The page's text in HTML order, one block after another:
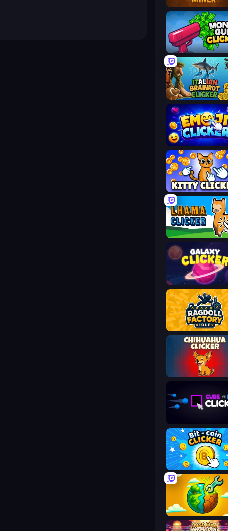
Merge Miner
Money Gun Clicker
Emoji Clickers
Kitty Clicker
Lhama Clicker
Galaxy Clicker
Ragdoll Factory Idle
Chihuahua Clicker
Bit-coin Clicker